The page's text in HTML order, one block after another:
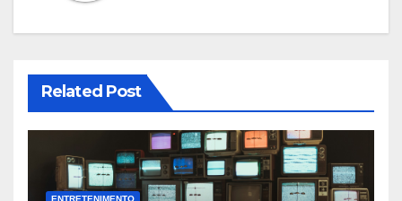
Related Post
ENTRETENIMENTO